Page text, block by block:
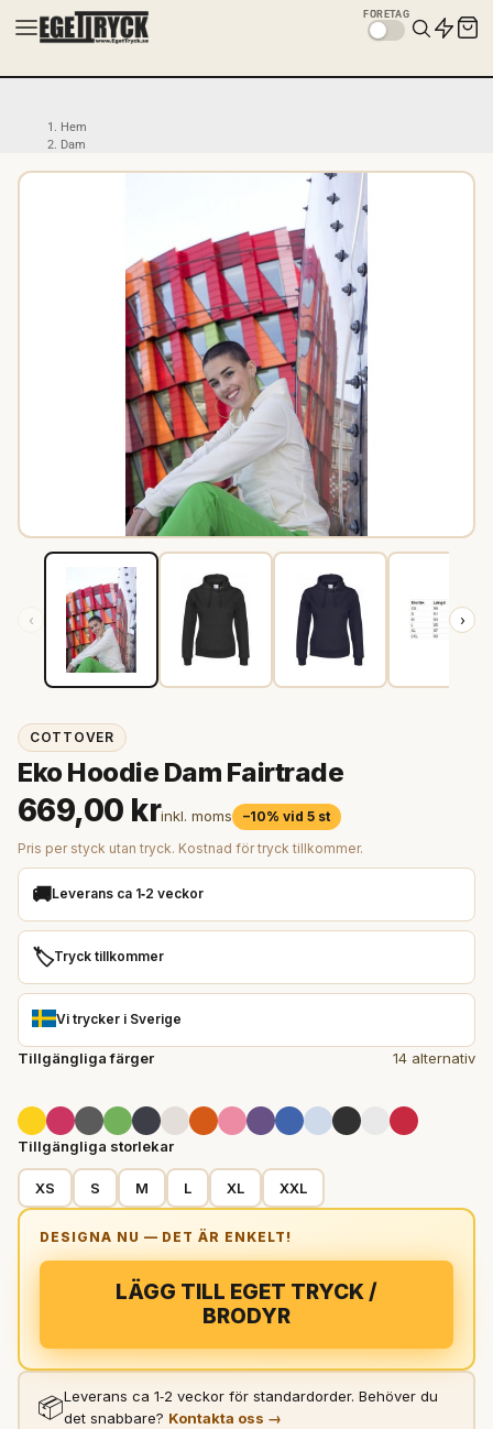
FÖRETAG
Hem
Dam
‹ ›
COTTOVER
Eko Hoodie Dam Fairtrade
669,00 krinkl. moms
–10% vid 5 st
Pris per styck utan tryck. Kostnad för tryck tillkommer.
🚚Leverans ca 1‑2 veckor
🏷️Tryck tillkommer
Vi trycker i Sverige
Tillgängliga färger 14 alternativ
Tillgängliga storlekar
XS S M L XL XXL
LÄGG TILL EGET TRYCK /
BRODYR
📦Leverans ca 1‑2 veckor för standardorder. Behöver du
det snabbare? Kontakta oss →